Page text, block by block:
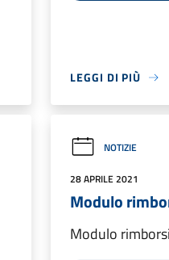
LEGGI DI PIÙ
NOTIZIE
28 APRILE 2021
Modulo
Modulo